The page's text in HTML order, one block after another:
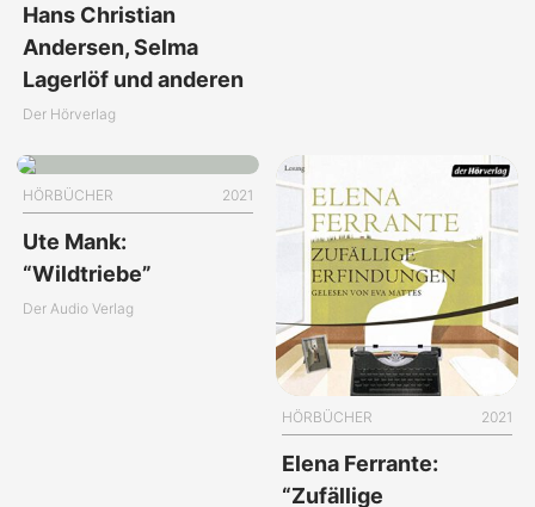
Hans Christian
Andersen, Selma
Lagerlöf und anderen
Der Hörverlag
HÖRBÜCHER 2021
Ute Mank:
“Wildtriebe”
Der Audio Verlag
HÖRBÜCHER 2021
Elena Ferrante:
“Zufällige